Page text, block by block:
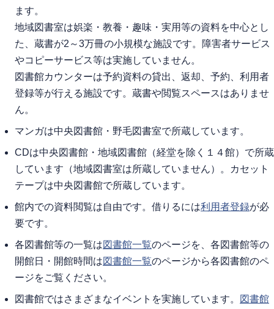
ます。
地域図書室は娯楽・教養・趣味・実用等の資料を中心とし
た、蔵書が2～3万冊の小規模な施設です。障害者サービス
やコピーサービス等は実施していません。
図書館カウンターは予約資料の貸出、返却、予約、利用者
登録等が行える施設です。蔵書や閲覧スペースはありませ
ん。
マンガは中央図書館・野毛図書室で所蔵しています。
CDは中央図書館・地域図書館（経堂を除く１４館）で所蔵
しています（地域図書室は所蔵していません）。カセット
テープは中央図書館で所蔵しています。
館内での資料閲覧は自由です。借りるには利用者登録が必
要です。
各図書館等の一覧は図書館一覧のページを、各図書館等の
開館日・開館時間は図書館一覧のページから各図書館のペ
ージをご覧ください。
図書館ではさまざまなイベントを実施しています。
図書館